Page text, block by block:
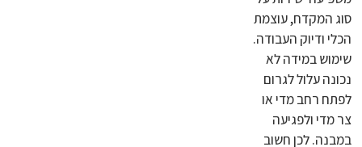
סוג המקדח, עוצמת
הכלי ודיוק העבודה.
שימוש במידה לא
נכונה עלול לגרום
לפתח רחב מדי או
צר מדי ולפגיעה
במבנה. לכן חשוב